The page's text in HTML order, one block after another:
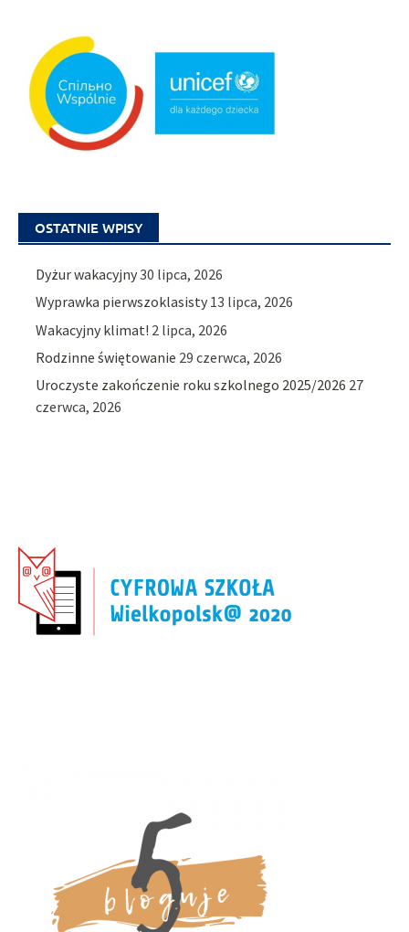
OSTATNIE WPISY
Dyżur wakacyjny30 lipca, 2026
Wyprawka pierwszoklasisty 13 lipca, 2026
Wakacyjny klimat! 2 lipca, 2026
Rodzinne świętowanie 29 czerwca, 2026
Uroczyste zakończenie roku szkolnego 2025/2026 27
czerwca, 2026